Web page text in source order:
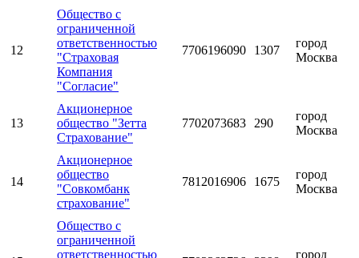
12
Общество с
ограниченной
ответственностью
"Страховая
Компания
"Согласие"
7706196090 1307
город
Москва
13
Акционерное
общество "Зетта
Страхование"
7702073683 290
город
Москва
14
Акционерное
общество
"Совкомбанк
страхование"
7812016906 1675
город
Москва
Общество с
ограниченной
ответственностью
город